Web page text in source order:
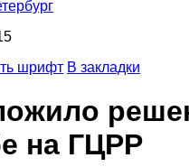
шрифт В закладки
на ГЦРР